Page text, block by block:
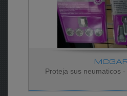
Proteja sus neumaticos